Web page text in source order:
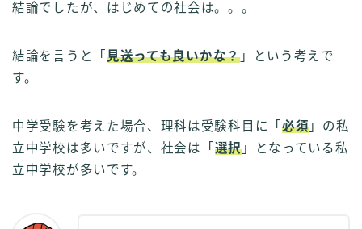
結論でしたが、はじめての社会は。。。
結論を言うと「 見送っても良いかな？」という考えで
す。
中学受験を考えた場合、理科は受験科目に「 必須 」の私
立中学校は多いですが、社会は「 選択」となっている私
立中学校が多いです。